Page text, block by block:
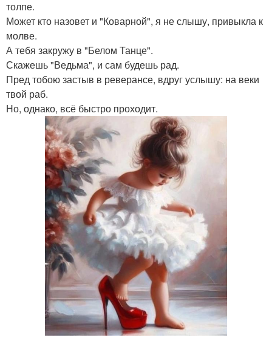
толпе.
Может кто назовет и "Коварной", я не слышу, привыкла к
молве.
А тебя закружу в "Белом Танце".
Скажешь "Ведьма", и сам будешь рад.
Пред тобою застыв в реверансе, вдруг услышу: на веки
твой раб.
Но, однако, всё быстро проходит.